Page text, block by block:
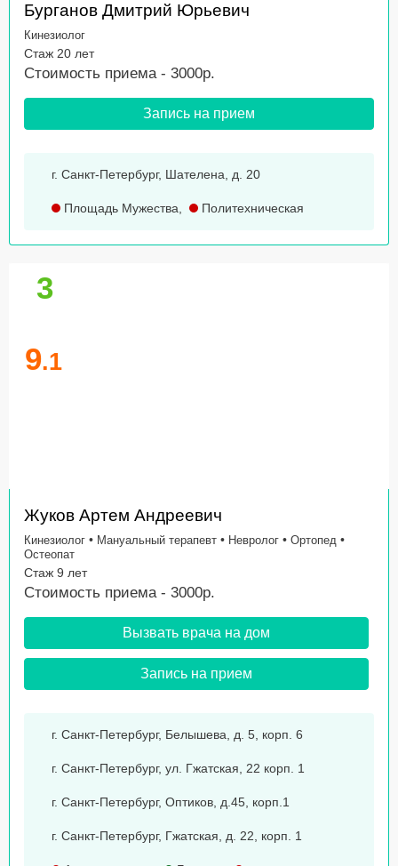
Бурганов Дмитрий Юрьевич
Кинезиолог
Стаж 20 лет
Стоимость приема - 3000р.
Запись на прием
г. Санкт-Петербург, Шателена, д. 20
Площадь Мужества, Политехническая
3
9.1
Жуков Артем Андреевич
Кинезиолог • Мануальный терапевт • Невролог • Ортопед •
Остеопат
Стаж 9 лет
Стоимость приема - 3000р.
Вызвать врача на дом
Запись на прием
г. Санкт-Петербург, Белышева, д. 5, корп. 6
г. Санкт-Петербург, ул. Гжатская, 22 корп. 1
г. Санкт-Петербург, Оптиков, д.45, корп.1
г. Санкт-Петербург, Гжатская, д. 22, корп. 1